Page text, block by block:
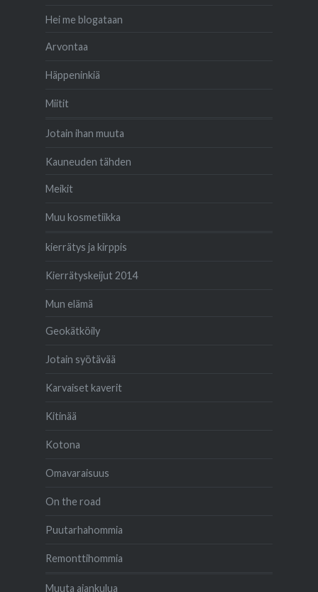
Hei me blogataan
Arvontaa
Häppeninkiä
Miitit
Jotain ihan muuta
Kauneuden tähden
Meikit
Muu kosmetiikka
kierrätys ja kirppis
Kierrätyskeijut 2014
Mun elämä
Geokätköily
Jotain syötävää
Karvaiset kaverit
Kitinää
Kotona
Omavaraisuus
On the road
Puutarhahommia
Remonttihommia
Muuta ajankulua